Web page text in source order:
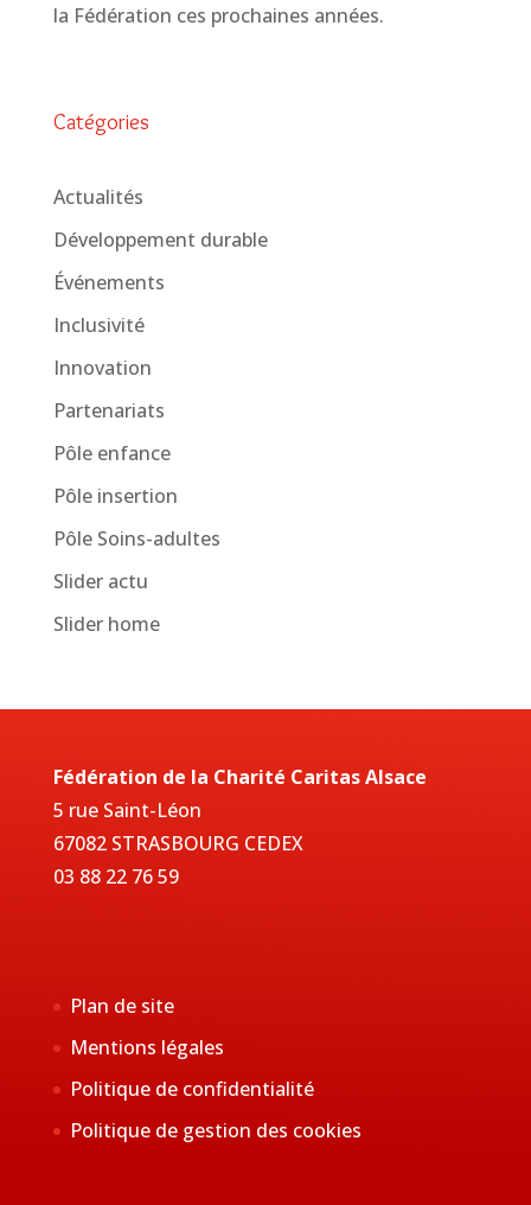
la Fédération ces prochaines années.
Catégories
Actualités
Développement durable
Événements
Inclusivité
Innovation
Partenariats
Pôle enfance
Pôle insertion
Pôle Soins-adultes
Slider actu
Slider home
Fédération de la Charité Caritas Alsace
5 rue Saint-Léon
67082 STRASBOURG CEDEX
03 88 22 76 59
Plan de site
Mentions légales
Politique de confidentialité
Politique de gestion des cookies